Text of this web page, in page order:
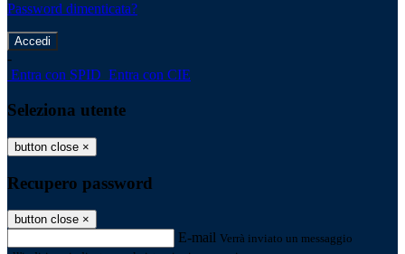
Password dimenticata?
-
Entra con SPID Entra con CIE
Seleziona utente
button close ×
Recupero password
button close ×
E-mail Verrà inviato un messaggio